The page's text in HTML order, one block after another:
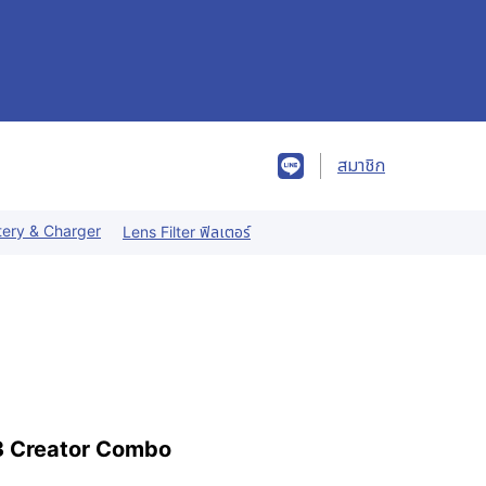
สมาชิก
& Charger Lens Filter ฟิลเตอร์
Creator Combo